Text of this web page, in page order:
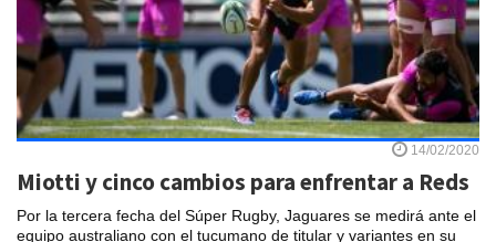
14/02/2020
Miotti y cinco cambios para enfrentar a Reds
Por la tercera fecha del Súper Rugby, Jaguares se medirá ante el
equipo australiano con el tucumano de titular y variantes en su